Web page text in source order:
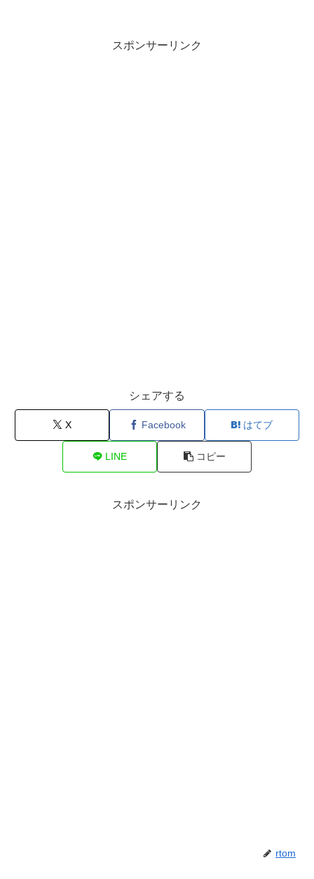
スポンサーリンク
シェアする
X Facebook はてブ
LINE コピー
スポンサーリンク
rtom